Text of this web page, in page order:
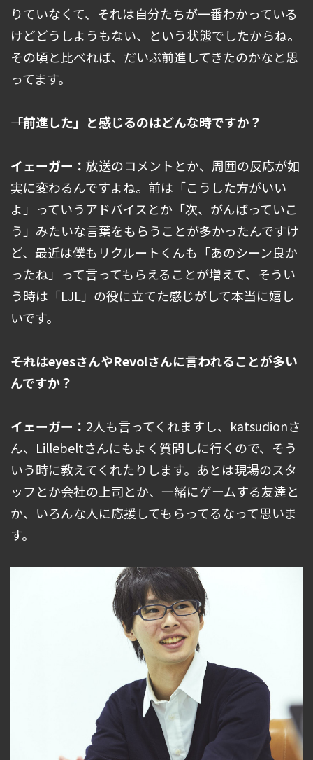
りていなくて、それは自分たちが一番わかっている
けどどうしようもない、という状態でしたからね。
その頃と比べれば、だいぶ前進してきたのかなと思
ってます。
――「前進した」と感じるのはどんな時ですか？
イェーガー： 放送のコメントとか、周囲の反応が如
実に変わるんですよね。前は「こうした方がいい
よ」っていうアドバイスとか「次、がんばっていこ
う」みたいな言葉をもらうことが多かったんですけ
ど、最近は僕もリクルートくんも「あのシーン良か
ったね」って言ってもらえることが増えて、そうい
う時は「LJL」の役に立てた感じがして本当に嬉し
いです。
――それはeyesさんやRevolさんに言われることが多い
んですか？
イェーガー： 2人も言ってくれますし、katsudionさ
ん、Lillebeltさんにもよく質問しに行くので、そう
いう時に教えてくれたりします。あとは現場のスタ
ッフとか会社の上司とか、一緒にゲームする友達と
か、いろんな人に応援してもらってるなって思いま
す。